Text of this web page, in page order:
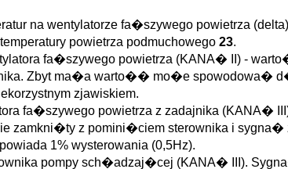
na wentylatorze fa�szywego powietrza
powietrza podmuchowego 23.
fa�szywego powietrza (KANA� II) -
Zbyt ma�a warto�� mo�e spowodowa�
zjawiskiem.
fa�szywego powietrza z zadajnika (KANA�
zamkni�ty z pomini�ciem sterownika i
1% wysterowania (0,5Hz).
pompy sch�adzaj�cej (KANA� III).